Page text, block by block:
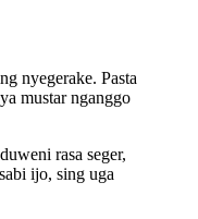
nyegerake. Pasta
mustar nganggo
rasa seger,
ijo, sing uga